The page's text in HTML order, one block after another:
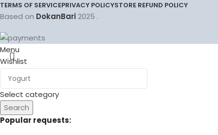
TERMS OF SERVICEPRIVACY POLICYSTORE REFUND POLICY
Based on DokanBari2025 .
Select category
Search
Popular requests:
Menu
Wishlist